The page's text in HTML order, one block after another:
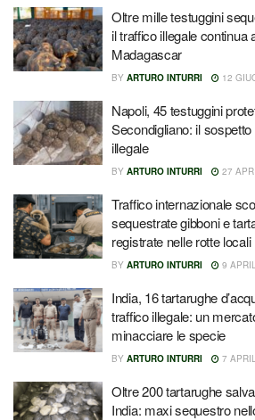
Oltre mille testuggini
il traffico illegale continua
Madagascar
BY ARTURO INTURRI 12
Napoli, 45 testuggini
Secondigliano: il
illegale
BY ARTURO INTURRI 27
Traffico internazionale
sequestrate gibboni e
registrate nelle rotte locali
BY ARTURO INTURRI 9
India, 16 tartarughe
traffico illegale: un
minacciare le specie
BY ARTURO INTURRI 7
Oltre 200 tartarughe
India: maxi sequestro